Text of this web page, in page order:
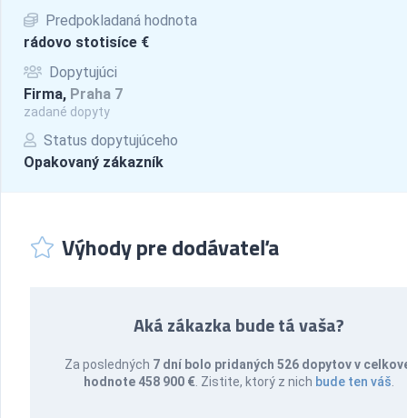
Predpokladaná hodnota
rádovo stotisíce €
Dopytujúci
Firma, Praha 7
zadané dopyty
Status dopytujúceho
Opakovaný zákazník
Výhody pre dodávateľa
Aká zákazka bude tá vaša?
Za posledných 7 dní bolo pridaných 526 dopytov v
hodnote 458 900 € . Zistite, ktorý z nich bude ten váš